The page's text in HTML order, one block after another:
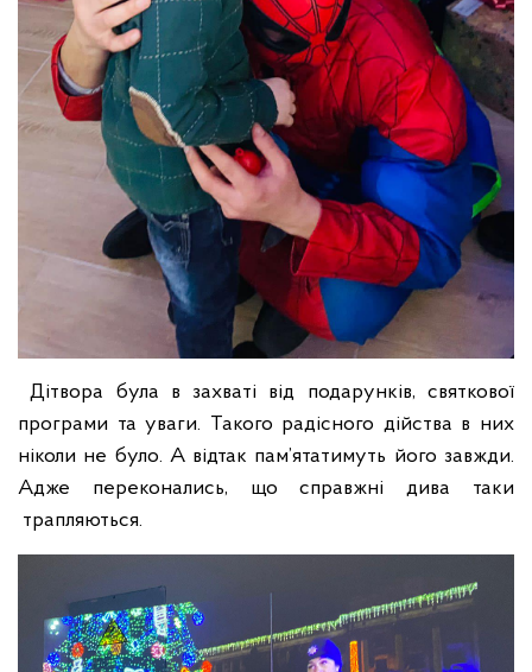
Дітвора була в захваті від подарунків, святкової
програми та уваги. Такого радісного дійства в них
ніколи не було. А відтак пам’ятатимуть його завжди.
Адже переконались, що справжні дива таки
трапляються.